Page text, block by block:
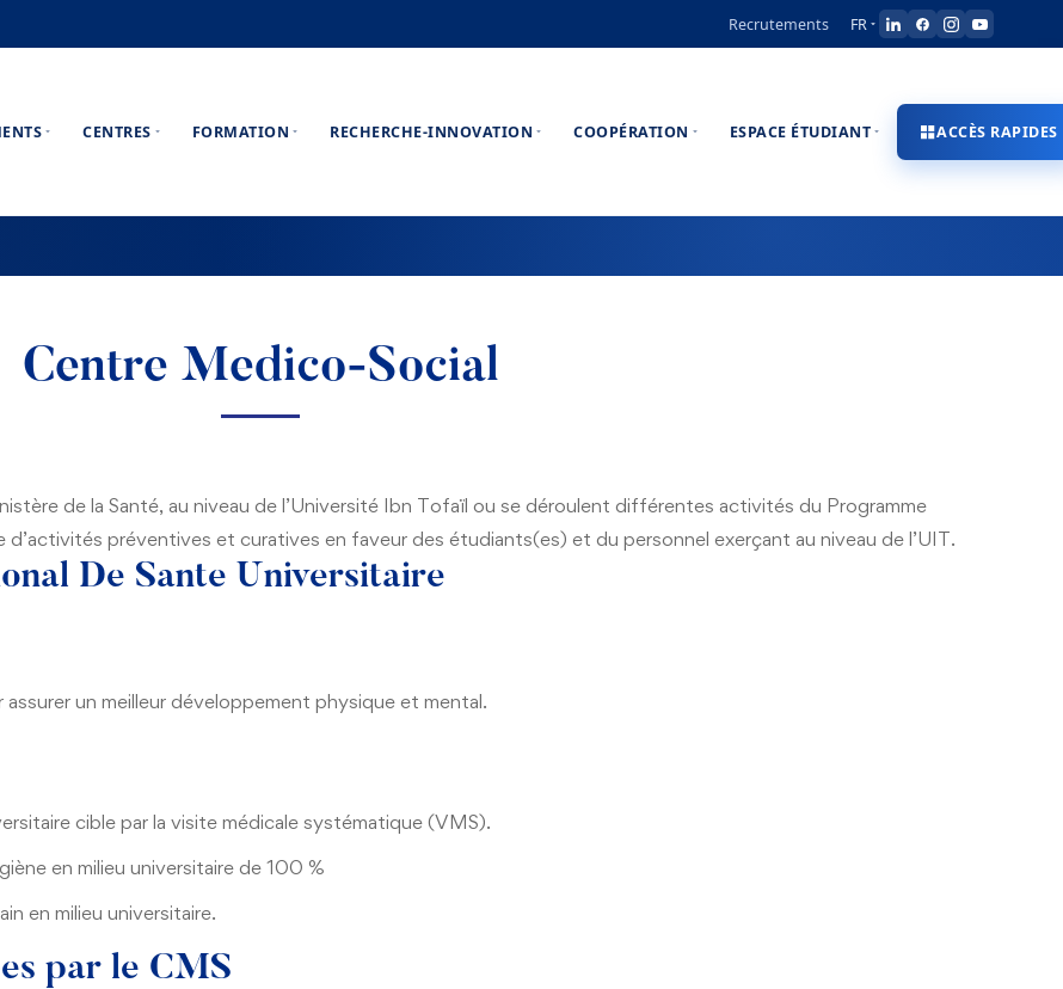
Recrutements FR
CENTRES FORMATION RECHERCHE-INNOVATION COOPÉRATION ESPACE ÉTUDIANT ACCÈS RAPIDES
Centre Medico-Social
de la Santé, au niveau de l’Université Ibn Tofaïl ou se déroulent différentes activités du Programme
préventives et curatives en faveur des étudiants(es) et du personnel exerçant au niveau de l’UIT.
De Sante Universitaire
un meilleur développement physique et mental.
cible par la visite médicale systématique (VMS).
en milieu universitaire de 100 %
en milieu universitaire.
par le CMS